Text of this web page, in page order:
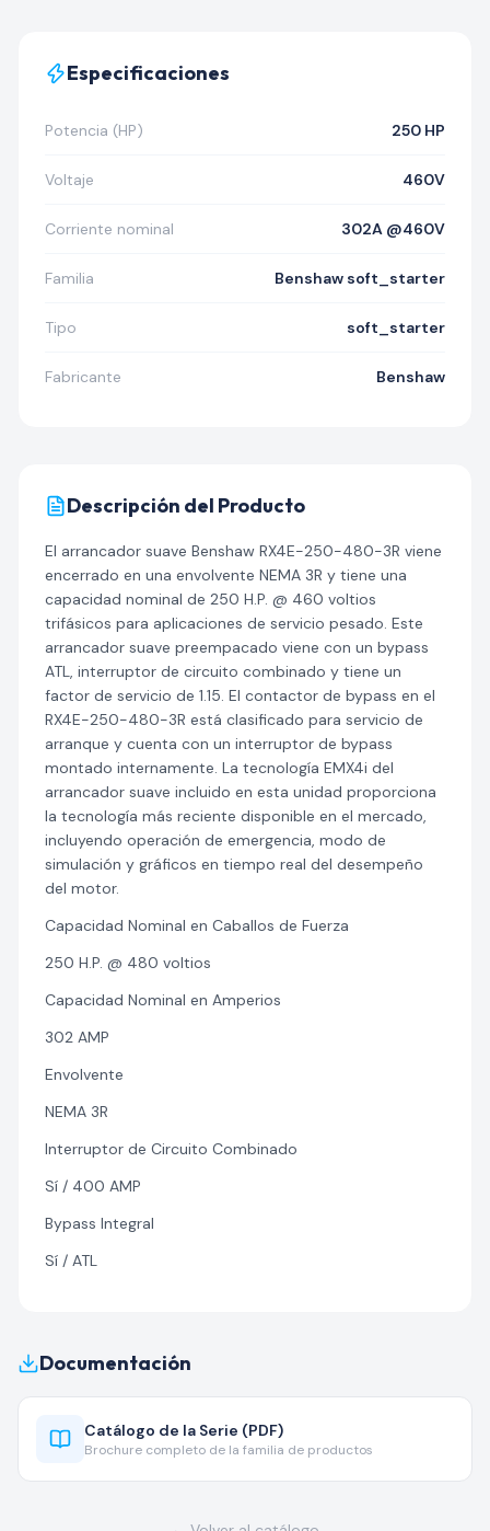
Especificaciones
Potencia (HP) 250 HP
Voltaje 460V
Corriente nominal 302A @460V
Familia Benshaw soft_starter
Tipo soft_starter
Fabricante Benshaw
Descripción del Producto
El arrancador suave Benshaw RX4E-250-480-3R viene
encerrado en una envolvente NEMA 3R y tiene una
capacidad nominal de 250 H.P. @ 460 voltios
trifásicos para aplicaciones de servicio pesado. Este
arrancador suave preempacado viene con un bypass
ATL, interruptor de circuito combinado y tiene un
factor de servicio de 1.15. El contactor de bypass en el
RX4E-250-480-3R está clasificado para servicio de
arranque y cuenta con un interruptor de bypass
montado internamente. La tecnología EMX4i del
arrancador suave incluido en esta unidad proporciona
la tecnología más reciente disponible en el mercado,
incluyendo operación de emergencia, modo de
simulación y gráficos en tiempo real del desempeño
del motor.
Capacidad Nominal en Caballos de Fuerza
250 H.P. @ 480 voltios
Capacidad Nominal en Amperios
302 AMP
Envolvente
NEMA 3R
Interruptor de Circuito Combinado
Sí / 400 AMP
Bypass Integral
Sí / ATL
Documentación
Catálogo de la Serie (PDF)
Brochure completo de la familia de productos